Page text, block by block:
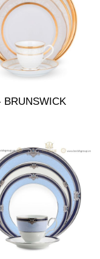
BRUNSWICK